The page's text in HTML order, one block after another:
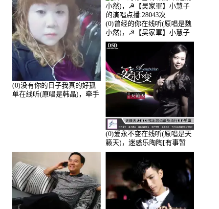
(0)没有你的日子我真的好孤
单在线听(原唱是韩晶)，牵手
(0)曾经的你在线听(原唱是魏
小然)，☭【吴家軍】小慧子
的演唱点播:28043次
(0)爱永不变在线听(原唱是天
籁天)，迷惑乐陶陶[有事暂
离]演唱点播:27678次